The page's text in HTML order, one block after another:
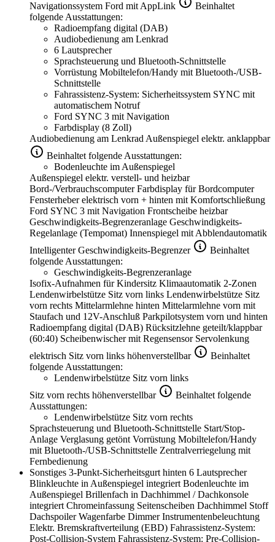
Navigationssystem Ford mit AppLink
Beinhaltet
folgende Ausstattungen:
Radioempfang digital (DAB)
Audiobedienung am Lenkrad
6 Lautsprecher
Sprachsteuerung und Bluetooth-Schnittstelle
Vorrüstung Mobiltelefon/Handy mit Bluetooth-/USB-
Schnittstelle
Fahrassistenz-System: Sicherheitssystem SYNC mit
automatischem Notruf
Ford SYNC 3 mit Navigation
Farbdisplay (8 Zoll)
Audiobedienung am Lenkrad Außenspiegel elektr. anklappbar
Beinhaltet folgende Ausstattungen:
Bodenleuchte im Außenspiegel
Außenspiegel elektr. verstell- und heizbar
Bord-/VerbrauchscomputerFarbdisplay für Bordcomputer
Fensterheber elektrisch vorn + hinten mit Komfortschließung
Ford SYNC 3 mit Navigation Frontscheibe heizbar
Geschwindigkeits-Begrenzeranlage Geschwindigkeits-
Regelanlage (Tempomat) Innenspiegel mit Abblendautomatik
Intelligenter Geschwindigkeits-Begrenzer
Beinhaltet
folgende Ausstattungen:
Geschwindigkeits-Begrenzeranlage
Isofix-Aufnahmen für Kindersitz Klimaautomatik 2-Zonen
Lendenwirbelstütze Sitz vorn links Lendenwirbelstütze Sitz
vorn rechts Mittelarmlehne hinten Mittelarmlehne vorn mit
Staufach und 12V-Anschluß Parkpilotsystem vorn und hinten
Radioempfang digital (DAB) Rücksitzlehne geteilt/klappbar
(60:40) Scheibenwischer mit Regensensor Servolenkung
elektrisch Sitz vorn links höhenverstellbar
Beinhaltet
folgende Ausstattungen:
Lendenwirbelstütze Sitz vorn links
Sitz vorn rechts höhenverstellbar
Beinhaltet folgende
Ausstattungen:
Lendenwirbelstütze Sitz vorn rechts
Sprachsteuerung und Bluetooth-Schnittstelle Start/Stop-
Anlage Verglasung getönt Vorrüstung Mobiltelefon/Handy
mit Bluetooth-/USB-Schnittstelle Zentralverriegelung mit
Fernbedienung
Sonstiges 3-Punkt-Sicherheitsgurt hinten 6 Lautsprecher
Blinkleuchte in Außenspiegel integriert Bodenleuchte im
Außenspiegel Brillenfach in Dachhimmel / Dachkonsole
integriert Chromeinfassung Seitenscheiben Dachhimmel Stoff
Dachspoiler Wagenfarbe Dimmer Instrumentenbeleuchtung
Elektr. Bremskraftverteilung (EBD) Fahrassistenz-System:
Post-Collision-System Fahrassistenz-System: Pre-Collision-